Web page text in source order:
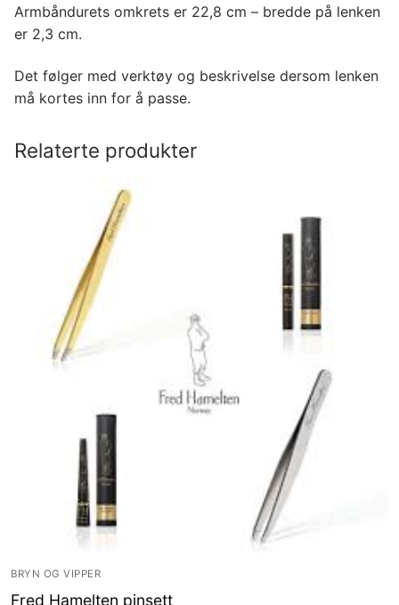
Armbåndurets omkrets er 22,8 cm – bredde på lenken
er 2,3 cm.
Det følger med verktøy og beskrivelse dersom lenken
må kortes inn for å passe.
Relaterte produkter
BRYN OG VIPPER
Fred Hamelten pinsett